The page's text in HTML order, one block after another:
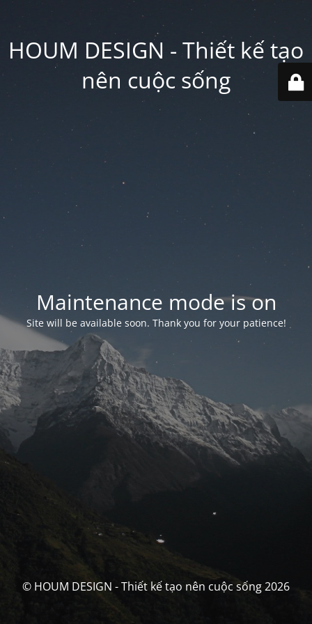
HOUM DESIGN - Thiết kế tạo
nên cuộc sống
Maintenance mode is on
Site will be available soon. Thank you for your patience!
© HOUM DESIGN - Thiết kế tạo nên cuộc sống 2026